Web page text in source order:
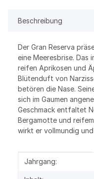
Beschreibung
Der Gran Reserva
eine Meeresbrise. Das
reifen Aprikosen und
Blütenduft von
betören die Nase.
sich im Gaumen
Geschmack entfaltet
Bergamotte und
wirkt er vollmundig
Produkteigenschaft
Wert
Jahrgang: